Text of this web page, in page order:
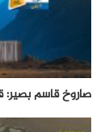
صاروخ قاسم بصير: